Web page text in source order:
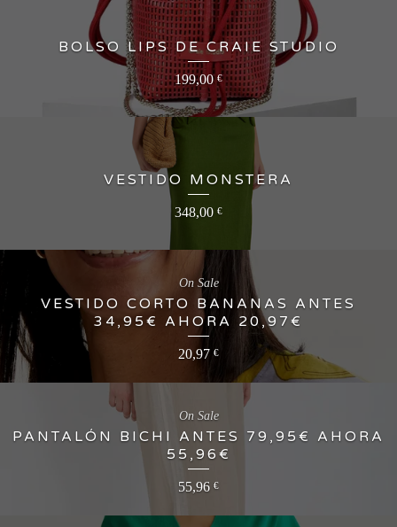
BOLSO LIPS DE CRAIE STUDIO
199,00 €
VESTIDO MONSTERA
348,00 €
VESTIDO CORTO BANANAS ANTES
34,95€ AHORA 20,97€
20,97 €
On Sale
PANTALÓN BICHI ANTES 79,95€ AHORA
55,96€
55,96 €
On Sale